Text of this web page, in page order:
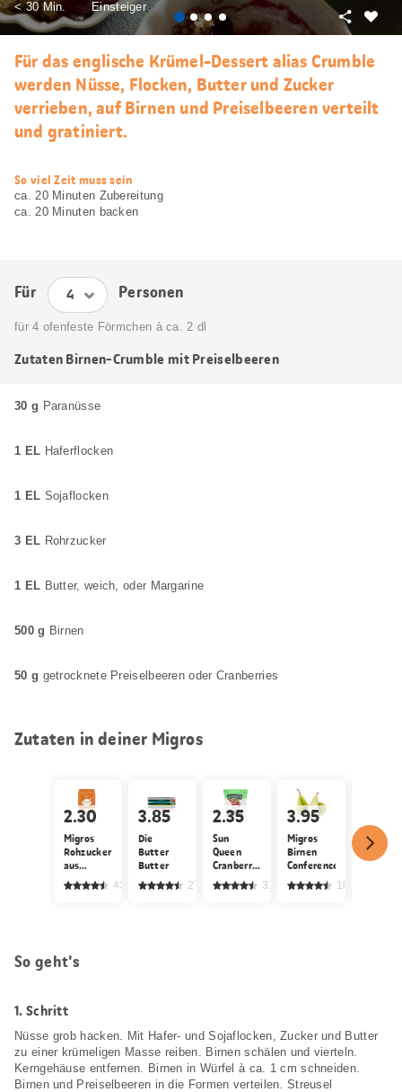
< 30 Min.
Einsteiger
Teilen
Für das englische Krümel-Dessert alias Crumble
werden Nüsse, Flocken, Butter und Zucker
verrieben, auf Birnen und Preiselbeeren verteilt
und gratiniert.
web.recipe.accessibilityTitle
So viel Zeit muss sein
ca. 20 Minuten Zubereitung
ca. 20 Minuten backen
Für Personen
für 4 ofenfeste Förmchen à ca. 2 dl
Zutaten Birnen-Crumble mit Preiselbeeren
30 g Paranüsse
1 EL Haferflocken
1 EL Sojaflocken
3 EL Rohrzucker
1 EL Butter, weich, oder Margarine
500 g Birnen
50 g getrocknete Preiselbeeren oder Cranberries
Zutaten in deiner Migros
2.30
Migros
Rohzucker
aus
Zuckerrohr
grob
432
3.85
Die
Butter
Butter
2727
2.35
Sun
Queen
Cranberries
gezuckert
und
318
3.95
Migros
Birnen
Conference
1088
6.60
Bio
So geht's
1.Schritt
Nüsse grob hacken. Mit Hafer- und Sojaflocken, Zucker und Butter
zu einer krümeligen Masse reiben. Birnen schälen und vierteln.
Kerngehäuse entfernen. Birnen in Würfel à ca. 1 cm schneiden.
Birnen und Preiselbeeren in die Formen verteilen. Streusel